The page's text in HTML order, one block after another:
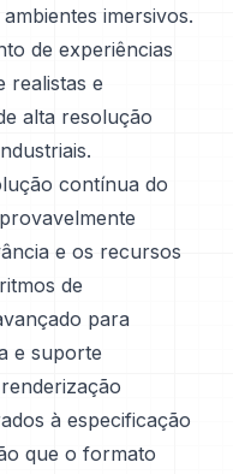
imersivos.
de experiências
realistas e
alta resolução
contínua do
e os recursos
de
para
e suporte
à especificação
que o formato